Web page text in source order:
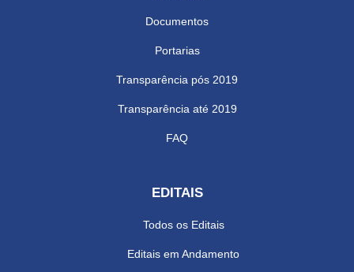
Documentos
Portarias
Transparência pós 2019
Transparência até 2019
FAQ
EDITAIS
Todos os Editais
Editais em Andamento